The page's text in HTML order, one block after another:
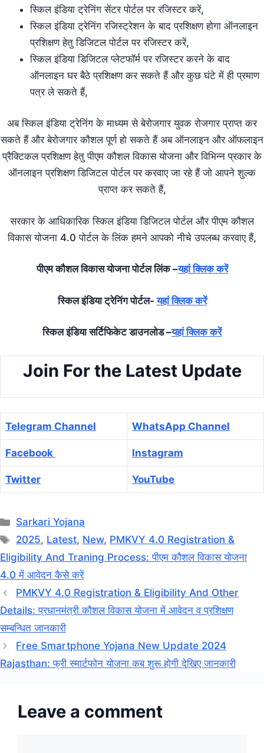
स्किल इंडिया ट्रेनिंग सेंटर पोर्टल पर रजिस्टर करें,
स्किल इंडिया ट्रेनिंग रजिस्ट्रेशन के बाद प्रशिक्षण होगा ऑनलाइन
प्रशिक्षण हेतु डिजिटल पोर्टल पर रजिस्टर करें,
स्किल इंडिया डिजिटल प्लेटफॉर्म पर रजिस्टर करने के बाद
ऑनलाइन घर बैठे प्रशिक्षण कर सकते हैं और कुछ घंटे में ही प्रमाण
पत्र ले सकते हैं,
अब स्किल इंडिया ट्रेनिंग के माध्यम से बेरोजगार युवक रोजगार प्राप्त कर
सकते हैं और बेरोजगार कौशल पूर्ण हो सकते हैं अब ऑनलाइन और ऑफलाइन
प्रैक्टिकल प्रशिक्षण हेतु पीएम कौशल विकास योजना और विभिन्न प्रकार के
ऑनलाइन प्रशिक्षण डिजिटल पोर्टल पर करवाए जा रहे हैं जो आपने शुल्क
प्राप्त कर सकते हैं,
सरकार के आधिकारिक स्किल इंडिया डिजिटल पोर्टल और पीएम कौशल
विकास योजना 4.0 पोर्टल के लिंक हमने आपको नीचे उपलब्ध करवाए हैं,
पीएम कौशल विकास योजना पोर्टल लिंक –यहां क्लिक करें
स्किल इंडिया ट्रेनिंग पोर्टल-यहां क्लिक करें
स्किल इंडिया सर्टिफिकेट डाउनलोड –यहां क्लिक करें
Join For the Latest Update
Telegram Channel WhatsApp Channel
Facebook Instagram
Twitter YouTube
Categories
Sarkari Yojana
Tags
2025, Latest, New, PMKVY 4.0 Registration &
Eligibility And Traning Process: पीएम कौशल विकास योजना
4.0 में आवेदन कैसे करें
PMKVY 4.0 Registration & Eligibility And Other
Details: प्रधानमंत्री कौशल विकास योजना में आवेदन व प्रशिक्षण
सम्बन्धित जानकारी
Free Smartphone Yojana New Update 2024
Rajasthan: फ्री स्मार्टफोन योजना कब शुरू होगी देखिए जानकारी
Leave a comment